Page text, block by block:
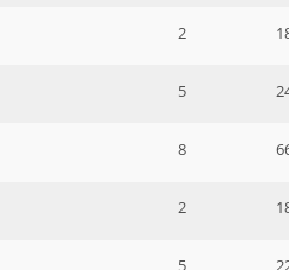
2
5
8
2
5